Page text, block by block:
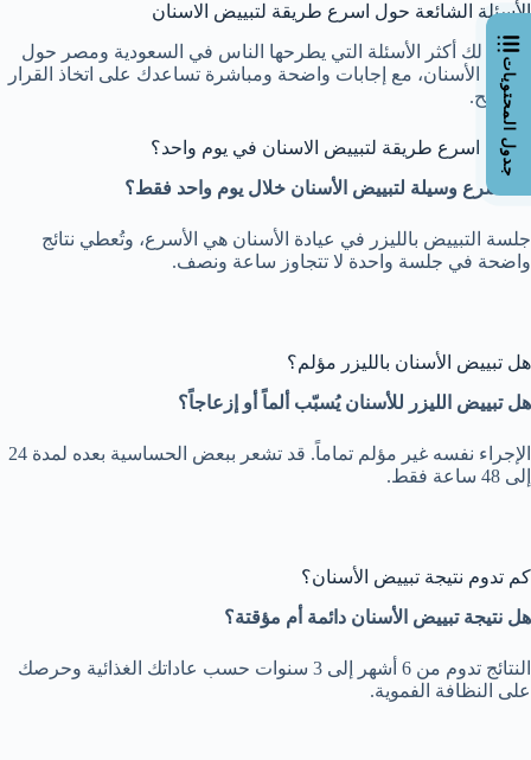
الأسئلة الشائعة حول اسرع طريقة لتبييض الاسنان
جمعنا لك أكثر الأسئلة التي يطرحها الناس في السعودية ومصر حول
تبييض الأسنان، مع إجابات واضحة ومباشرة تساعدك على اتخاذ القرار
الصحيح.
ما هي اسرع طريقة لتبييض الاسنان في يوم واحد؟
ما أسرع وسيلة لتبييض الأسنان خلال يوم واحد فقط؟
جلسة التبييض بالليزر في عيادة الأسنان هي الأسرع، وتُعطي نتائج
واضحة في جلسة واحدة لا تتجاوز ساعة ونصف.
هل تبييض الأسنان بالليزر مؤلم؟
هل تبييض الليزر للأسنان يُسبّب ألماً أو إزعاجاً؟
الإجراء نفسه غير مؤلم تماماً. قد تشعر ببعض الحساسية بعده لمدة 24
إلى 48 ساعة فقط.
كم تدوم نتيجة تبييض الأسنان؟
هل نتيجة تبييض الأسنان دائمة أم مؤقتة؟
النتائج تدوم من 6 أشهر إلى 3 سنوات حسب عاداتك الغذائية وحرصك
على النظافة الفموية.
جدول المحتويات